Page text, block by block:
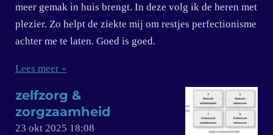
meer gemak in huis brengt. In deze volg ik de heren met
plezier. Zo helpt de ziekte mij om restjes perfectionisme
achter me te laten. Goed is goed.
Lees meer »
zelfzorg &
zorgzaamheid
23 okt 2025 18:08